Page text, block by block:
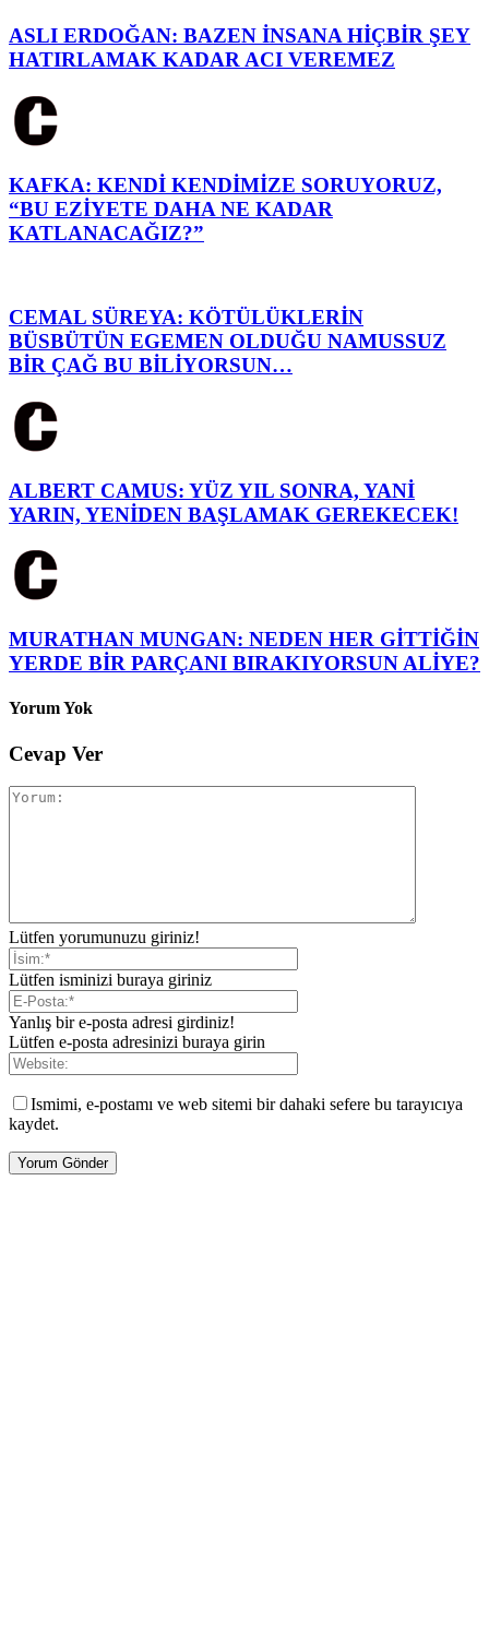
ASLI ERDOĞAN: BAZEN İNSANA HİÇBİR ŞEY
HATIRLAMAK KADAR ACI VEREMEZ
KAFKA: KENDİ KENDİMİZE SORUYORUZ,
“BU EZİYETE DAHA NE KADAR
KATLANACAĞIZ?”
CEMAL SÜREYA: KÖTÜLÜKLERİN
BÜSBÜTÜN EGEMEN OLDUĞU NAMUSSUZ
BİR ÇAĞ BU BİLİYORSUN…
ALBERT CAMUS: YÜZ YIL SONRA, YANİ
YARIN, YENİDEN BAŞLAMAK GEREKECEK!
MURATHAN MUNGAN: NEDEN HER GİTTİĞİN
YERDE BİR PARÇANI BIRAKIYORSUN ALİYE?
Yorum Yok
Cevap Ver
Lütfen yorumunuzu giriniz!
Lütfen isminizi buraya giriniz
Yanlış bir e-posta adresi girdiniz!
Lütfen e-posta adresinizi buraya girin
Ismimi, e-postamı ve web sitemi bir dahaki sefere bu tarayıcıya
kaydet.